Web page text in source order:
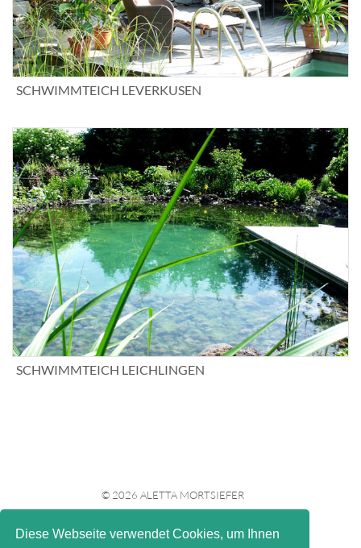
Diese Webseite verwendet Cookies, um Ihnen
SCHWIMMTEICH LEVERKUSEN
SCHWIMMTEICH LEICHLINGEN
© 2026 ALETTA MORTSIEFER
IMPRESSUM